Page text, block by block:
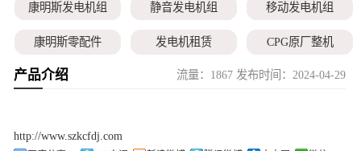
康明斯发电机组 静音发电机组 移动发电机组
康明斯零配件 发电机租赁 CPG原厂整机
产品介绍 流量：1867 发布时间：2024-04-29
http://www.szkcfdj.com
移动发电机组
发电机租赁
CPG原厂整机